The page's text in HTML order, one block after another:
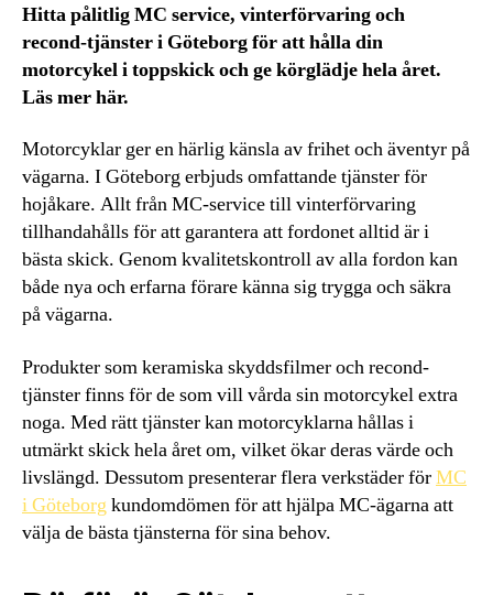
Hitta pålitlig MC service, vinterförvaring och
recond-tjänster i Göteborg för att hålla din
motorcykel i toppskick och ge körglädje hela året.
Läs mer här.
Motorcyklar ger en härlig känsla av frihet och äventyr på
vägarna. I Göteborg erbjuds omfattande tjänster för
hojåkare. Allt från MC-service till vinterförvaring
tillhandahålls för att garantera att fordonet alltid är i
bästa skick. Genom kvalitetskontroll av alla fordon kan
både nya och erfarna förare känna sig trygga och säkra
på vägarna.
Produkter som keramiska skyddsfilmer och recond-
tjänster finns för de som vill vårda sin motorcykel extra
noga. Med rätt tjänster kan motorcyklarna hållas i
utmärkt skick hela året om, vilket ökar deras värde och
livslängd. Dessutom presenterar flera verkstäder förMC
i Göteborg kundomdömen för att hjälpa MC-ägarna att
välja de bästa tjänsterna för sina behov.